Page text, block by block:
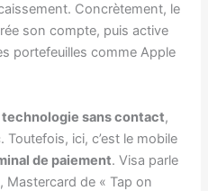
Concrètement, le
son compte, puis active
portefeuilles comme Apple
technologie sans contact,
ici, c’est le mobile
de paiement. Visa parle
Mastercard de « Tap on